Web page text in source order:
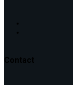
Contact